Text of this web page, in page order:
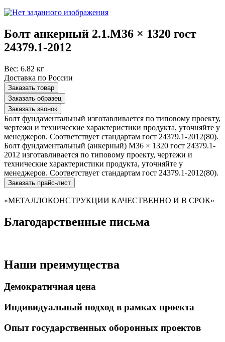
Болт анкерный 2.1.М36 × 1320 гост
24379.1-2012
Вес: 6.82 кг
Доставка по России
Заказать товар
Заказать образец
Заказать звонок
Болт фундаментальный изготавливается по типовому проекту,
чертежи и технические характеристики продукта, уточняйте у
менеджеров. Соответствует стандартам гост 24379.1-2012(80).
Болт фундаментальный (анкерный) М36 × 1320 гост 24379.1-
2012 изготавливается по типовому проекту, чертежи и
технические характеристики продукта, уточняйте у
менеджеров. Соответствует стандартам гост 24379.1-2012(80).
Заказать прайс-лист
«МЕТАЛЛОКОНСТРУКЦИИ КАЧЕСТВЕННО И В СРОК»
Благодарственные письма
Наши преимущества
Демократичная цена
Индивидуальный подход в рамках проекта
Опыт государственных оборонных проектов